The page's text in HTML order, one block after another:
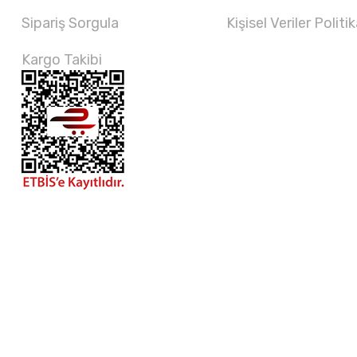
Sipariş Sorgula
Kargo Takibi
Kişisel Veriler